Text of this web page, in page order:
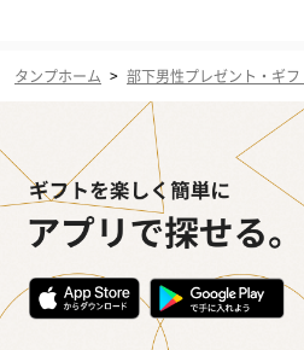
タンプホーム > 部下男性プレゼント・ギフ